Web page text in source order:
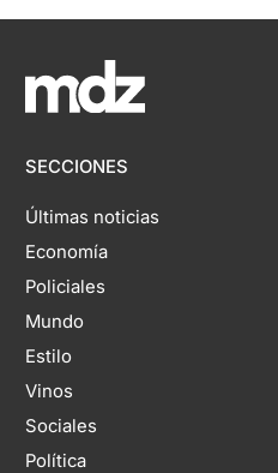
SECCIONES
Últimas noticias
Economía
Policiales
Mundo
Estilo
Vinos
Sociales
Política